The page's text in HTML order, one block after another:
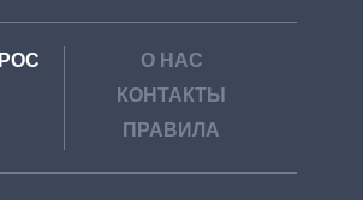
РОС
О НАС
КОНТАКТЫ
ПРАВИЛА